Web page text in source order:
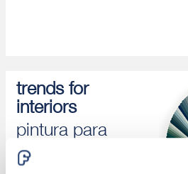
trends for
interiors
pintura para
interior